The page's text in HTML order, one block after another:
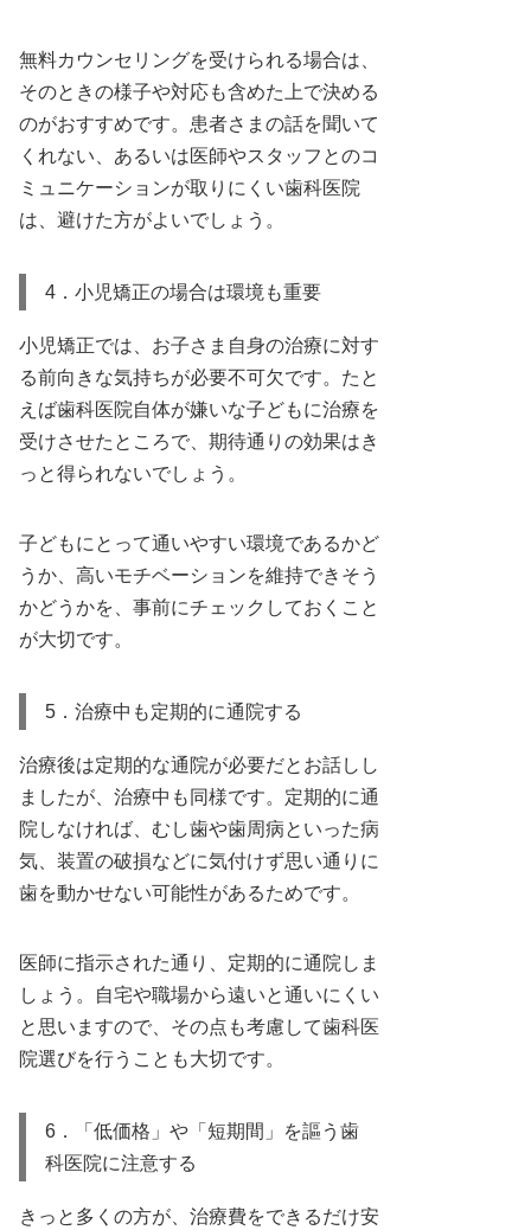
無料カウンセリングを受けられる場合は、
そのときの様子や対応も含めた上で決める
のがおすすめです。患者さまの話を聞いて
くれない、あるいは医師やスタッフとのコ
ミュニケーションが取りにくい歯科医院
は、避けた方がよいでしょう。
4．小児矯正の場合は環境も重要
小児矯正では、お子さま自身の治療に対す
る前向きな気持ちが必要不可欠です。たと
えば歯科医院自体が嫌いな子どもに治療を
受けさせたところで、期待通りの効果はき
っと得られないでしょう。
子どもにとって通いやすい環境であるかど
うか、高いモチベーションを維持できそう
かどうかを、事前にチェックしておくこと
が大切です。
5．治療中も定期的に通院する
治療後は定期的な通院が必要だとお話しし
ましたが、治療中も同様です。定期的に通
院しなければ、むし歯や歯周病といった病
気、装置の破損などに気付けず思い通りに
歯を動かせない可能性があるためです。
医師に指示された通り、定期的に通院しま
しょう。自宅や職場から遠いと通いにくい
と思いますので、その点も考慮して歯科医
院選びを行うことも大切です。
6．「低価格」や「短期間」を謳う歯
科医院に注意する
きっと多くの方が、治療費をできるだけ安